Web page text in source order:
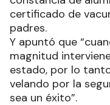
certificado de
padres.
Y apuntó que
magnitud
estado, por lo
velando por la
sea un éxito”.